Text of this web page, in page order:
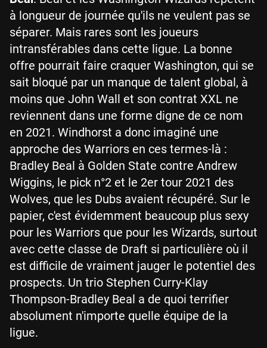
à longueur de journée qu'ils ne veulent pas se
séparer. Mais rares sont les joueurs
intransférables dans cette ligue. La bonne
offre pourrait faire craquer Washington, qui se
sait bloqué par un manque de talent global, à
moins que John Wall et son contrat XXL ne
reviennent dans une forme digne de ce nom
en 2021. Windhorst a donc imaginé une
approche des Warriors en ces termes-là :
Bradley Beal à Golden State contre Andrew
Wiggins, le pick n°2 et le 2er tour 2021 des
Wolves, que les Dubs avaient récupéré. Sur le
papier, c'est évidemment beaucoup plus sexy
pour les Warriors que pour les Wizards, surtout
avec cette classe de Draft si particulière où il
est difficile de vraiment jauger le potentiel des
prospects. Un trio Stephen Curry-Klay
Thompson-Bradley Beal a de quoi terrifier
absolument n'importe quelle équipe de la
ligue.